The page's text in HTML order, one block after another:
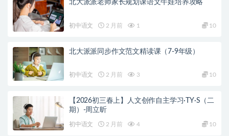
北大派派老师家长规划课语文牛娃培养攻略
初中语文 2 月前 1 10
北大派派同步作文范文精读课（7-9年级）
初中语文 2 月前 3 10
【2026初三春上】人文创作自主学习·TY·S（二
期）-周立昕
初中语文 2 月前 4 10